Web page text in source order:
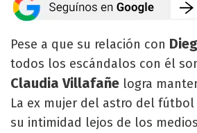
Pese a que su relación con
todos los escándalos con él
Claudia Villafañe logra
La ex mujer del astro del
su intimidad lejos de los